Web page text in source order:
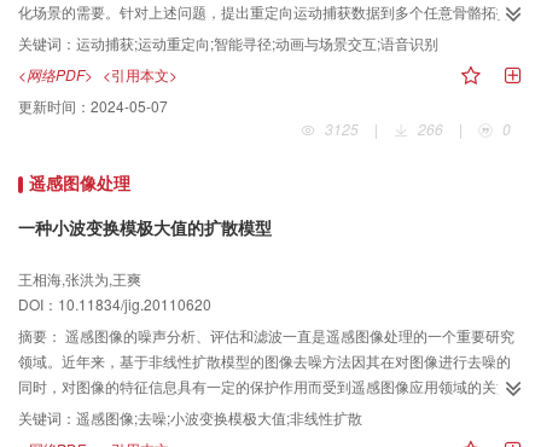
化场景的需要。针对上述问题，提出重定向运动捕获数据到多个任意骨骼拓扑
结构的算法，通过采用以实时3维动态寻径算法为基础的角色智能寻径模型，结
合语音用户接口代替图形用户接口的方法，实现虚拟角色在动态3维场景中的真
实感运动。实验结果表明，本方法可以合成流畅而逼真的，与环境实时交互的
角色动画，提高了数据重用性，降低了动画合成成本，满足不同动态3维场景中
关键词： 运动捕获;运动重定向;智能寻径;动画与场景交互;语音识别
<网络PDF> <引用本文>
更新时间： 2024-05-07
3125
| 266 | 0
遥感图像处理
一种小波变换模极大值的扩散模型
王相海,张洪为,王爽
DOI：10.11834/jig.20110620
摘要： 遥感图像的噪声分析、评估和滤波一直是遥感图像处理的一个重要研究
领域。近年来，基于非线性扩散模型的图像去噪方法因其在对图像进行去噪的
同时，对图像的特征信息具有一定的保护作用而受到遥感图像应用领域的关注
并成为研究热点。针对P-M方程和ALM模型在去除遥感高斯噪声时所存在的对
图像强边缘附近的噪声难以去除和可能造成奇异点的模糊或丢失等问题，将小
关键词： 遥感图像;去噪;小波变换模极大值;非线性扩散